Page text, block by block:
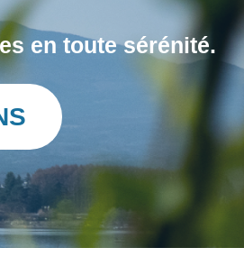
en toute sérénité.